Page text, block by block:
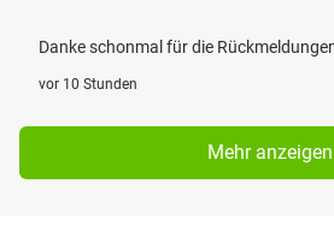
Danke schonmal für die
vor 10 Stunden
Mehr anzeigen